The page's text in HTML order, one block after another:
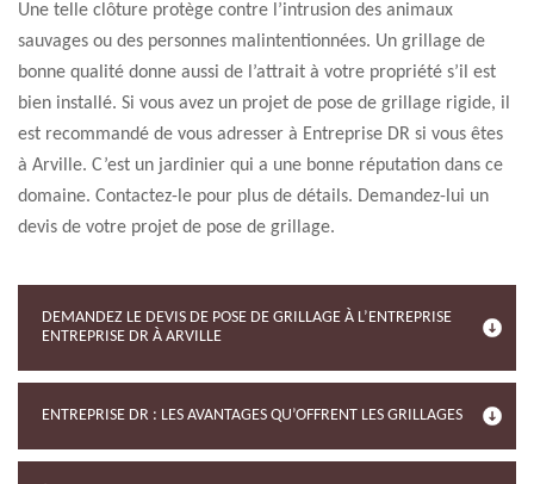
Une telle clôture protège contre l’intrusion des animaux
sauvages ou des personnes malintentionnées. Un grillage de
bonne qualité donne aussi de l’attrait à votre propriété s’il est
bien installé. Si vous avez un projet de pose de grillage rigide, il
est recommandé de vous adresser à Entreprise DR si vous êtes
à Arville. C’est un jardinier qui a une bonne réputation dans ce
domaine. Contactez-le pour plus de détails. Demandez-lui un
devis de votre projet de pose de grillage.
DEMANDEZ LE DEVIS DE POSE DE GRILLAGE À L’ENTREPRISE
ENTREPRISE DR À ARVILLE
ENTREPRISE DR : LES AVANTAGES QU’OFFRENT LES GRILLAGES